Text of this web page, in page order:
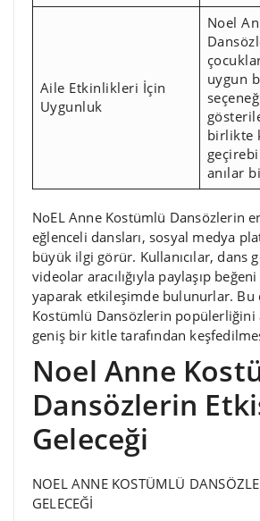
Aile Etkinlikleri İçin
Uygunluk
Noel
uygun
birlikte
anılar
NoEL Anne Kostümlü Dansözlerin
eğlenceli dansları, sosyal medya
büyük ilgi görür. Kullanıcılar, dans
videolar aracılığıyla paylaşıp
yaparak etkileşimde bulunurlar. Bu
Kostümlü Dansözlerin popülerliğini
geniş bir kitle tarafından
Noel Anne
Dansözlerin
Geleceği
NOEL ANNE KOSTÜMLÜ
GELECEĞİ